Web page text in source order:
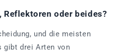
oder beides?
und die meisten
gibt drei Arten von